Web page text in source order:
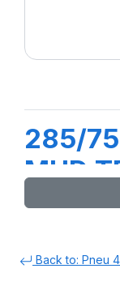
285/
MUD
LRE
Back to: Pneu